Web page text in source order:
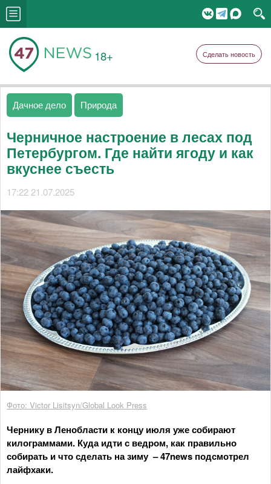
18+ Сделать новость
Дачное дело Природа
Черничное настроение в лесах под
Петербургом. Где найти ягоду и как
вкуснее съесть
17:22 21.07.2025
Фото: Victor Lisitsyn/Global Look Press
Чернику в Ленобласти к концу июля уже собирают
килограммами. Куда идти с ведром, как правильно
собирать и что сделать на зиму – 47news подсмотрел
лайфхаки.